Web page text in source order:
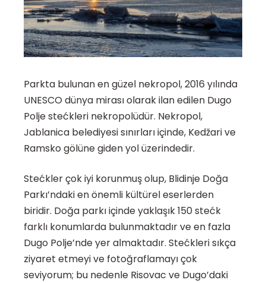
Parkta bulunan en güzel nekropol, 2016 yılında
UNESCO dünya mirası olarak ilan edilen Dugo
Polje stećkleri nekropolüdür. Nekropol,
Jablanica belediyesi sınırları içinde, Kedžari ve
Ramsko gölüne giden yol üzerindedir.
Stećkler çok iyi korunmuş olup, Blidinje Doğa
Parkı’ndaki en önemli kültürel eserlerden
biridir. Doğa parkı içinde yaklaşık 150 stećk
farklı konumlarda bulunmaktadır ve en fazla
Dugo Polje’nde yer almaktadır. Stećkleri sıkça
ziyaret etmeyi ve fotoğraflamayı çok
seviyorum; bu nedenle Risovac ve Dugo’daki